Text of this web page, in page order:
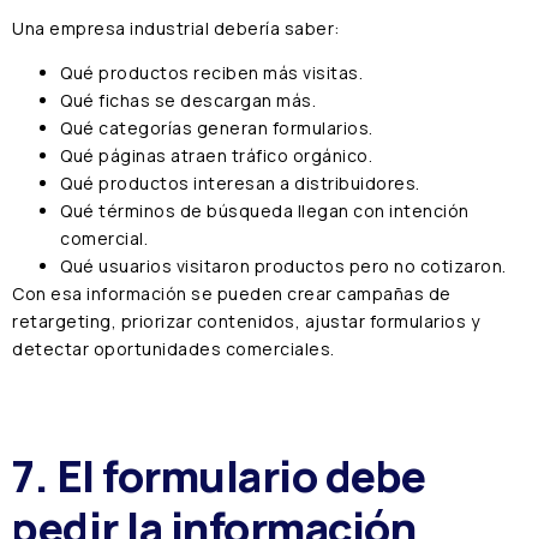
Una empresa industrial debería saber:
Qué productos reciben más visitas.
Qué fichas se descargan más.
Qué categorías generan formularios.
Qué páginas atraen tráfico orgánico.
Qué productos interesan a distribuidores.
Qué términos de búsqueda llegan con intención
comercial.
Qué usuarios visitaron productos pero no cotizaron.
Con esa información se pueden crear campañas de
retargeting, priorizar contenidos, ajustar formularios y
detectar oportunidades comerciales.
7. El formulario debe
pedir la información